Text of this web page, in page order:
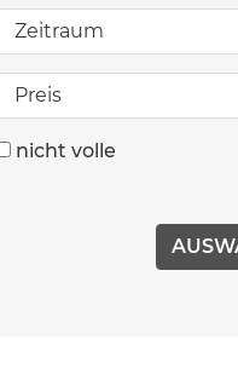
Zeitraum
Preis
nicht volle